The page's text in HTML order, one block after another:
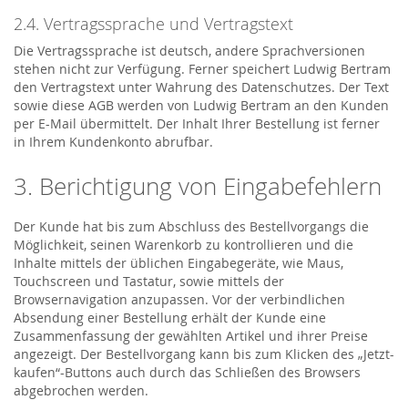
2.4. Vertragssprache und Vertragstext
Die Vertragssprache ist deutsch, andere Sprachversionen
stehen nicht zur Verfügung. Ferner speichert Ludwig Bertram
den Vertragstext unter Wahrung des Datenschutzes. Der Text
sowie diese AGB werden von Ludwig Bertram an den Kunden
per E-Mail übermittelt. Der Inhalt Ihrer Bestellung ist ferner
in Ihrem Kundenkonto abrufbar.
3. Berichtigung von Eingabefehlern
Der Kunde hat bis zum Abschluss des Bestellvorgangs die
Möglichkeit, seinen Warenkorb zu kontrollieren und die
Inhalte mittels der üblichen Eingabegeräte, wie Maus,
Touchscreen und Tastatur, sowie mittels der
Browsernavigation anzupassen. Vor der verbindlichen
Absendung einer Bestellung erhält der Kunde eine
Zusammenfassung der gewählten Artikel und ihrer Preise
angezeigt. Der Bestellvorgang kann bis zum Klicken des „Jetzt-
kaufen“-Buttons auch durch das Schließen des Browsers
abgebrochen werden.